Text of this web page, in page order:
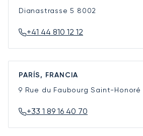
Dianastrasse 5 8002
+41 44 810 12 12
PARÍS, FRANCIA
9 Rue du Faubourg Saint-Honoré
+33 1 89 16 40 70